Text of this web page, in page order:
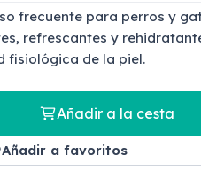
frecuente para perros y
refrescantes y
fisiológica de la piel.
Añadir a la cesta
Añadir a favoritos